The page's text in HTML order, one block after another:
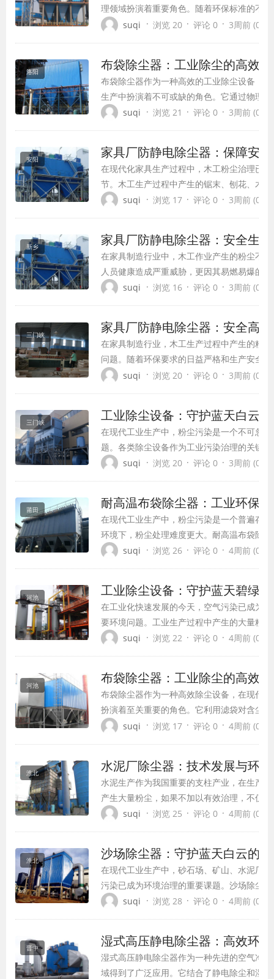
理领域扮演着重要角色。随着环保标准的不
电除尘技术也在不断发展与创新，为改善大
suqi · 浏览 20 · 评论 0 · 3周前 (07-
洛阳 布袋除尘器：工业除尘的高效
布袋除尘器作为一种高效的工业除尘设备，
生产中扮演着不可或缺的角色。它通过物理
能够有效捕集各种工业生产过程中产生的粉
suqi · 浏览 21 · 评论 0 · 3周前 (07-
安阳 家具厂防静电除尘器：保障安
在现代化家具生产过程中，木工粉尘治理已
节。木工生产过程中产生的锯末、刨花、木
胁，更因易燃易爆的特性存在严重安全隐患
suqi · 浏览 17 · 评论 0 · 3周前 (07-
新乡 家具厂防静电除尘器：安全生
在家具制造行业中，木工作业产生的粉尘不
人员健康造成严重威胁，更因其易燃易爆的
的重大隐患。防静电除尘器作为现代家具厂
suqi · 浏览 16 · 评论 0 · 3周前 (07-
三门峡 家具厂防静电除尘器：安全高
在家具制造行业，木工生产过程中产生的粉
问题。随着环保要求的日益严格和生产安全
已无法满足现代家具厂的需求。防静电除尘
suqi · 浏览 20 · 评论 0 · 3周前 (07-
三门峡 工业除尘设备：守护蓝天白云
在现代工业生产中，粉尘污染是一个不可忽
题。各类除尘设备作为工业污染治理的关键
环境、保障人体健康以及回收有用资源方面
suqi · 浏览 20 · 评论 0 · 3周前 (07-
莆田 耐高温布袋除尘器：工业环保
在现代工业生产中，粉尘污染是一个普遍存
环境下，粉尘处理难度更大。耐高温布袋除
除尘设备，已在多个行业中得到广泛应用，
suqi · 浏览 26 · 评论 0 · 4周前 (07-
河池 工业除尘设备：守护蓝天碧绿
在工业化快速发展的今天，空气污染已成为
要环境问题。工业生产过程中产生的大量粉
染环境，威胁人类健康，还可能对生产设备
工业除尘设备的特点、工作原理及应用领域
环...
suqi · 浏览 22 · 评论 0 · 4周前 (07-
河池 布袋除尘器：工业除尘的高效
布袋除尘器作为一种高效除尘设备，在现代
扮演着至关重要的角色。它利用滤袋对含尘
滤分离，将粉尘截留在滤袋表面，使干净气
靠等优点，在建材、冶金、矿山、化工、煤
域得到了广泛...
suqi · 浏览 17 · 评论 0 · 4周前 (07-
淮北 水泥厂除尘器：技术发展与环
水泥生产作为我国重要的支柱产业，在生产
产生大量粉尘，如果不加以有效治理，不仅
严重的环境污染，还会导致原材料浪费和设
和各生产环节的中间产品，对操作工人的身
康、大气环境、农作物生长以及机械设备运...
suqi · 浏览 25 · 评论 0 · 4周前 (07-
淮北 沙场除尘器：守护蓝天白云的
在现代工业生产中，砂石场、矿山、水泥厂
污染已成为环境治理的重要课题。沙场除尘
放的关键设备，在保护生态环境、保障人体
suqi · 浏览 28 · 评论 0 · 4周前 (07-
晋中 湿式高压静电除尘器：高效环
湿式高压静电除尘器作为一种先进的空气净
域得到了广泛应用。它结合了静电除尘和湿